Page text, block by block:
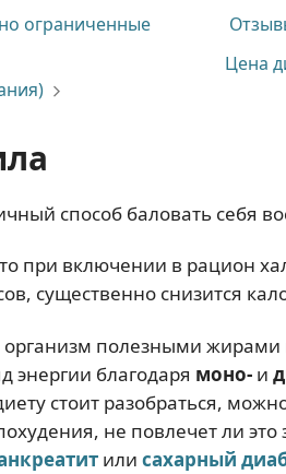
ограниченные
Цена
способ баловать себя
при включении в рацион
существенно снизится
организм полезными
энергии благодаря моно- и
стоит разобраться,
не повлечет ли
или сахарный